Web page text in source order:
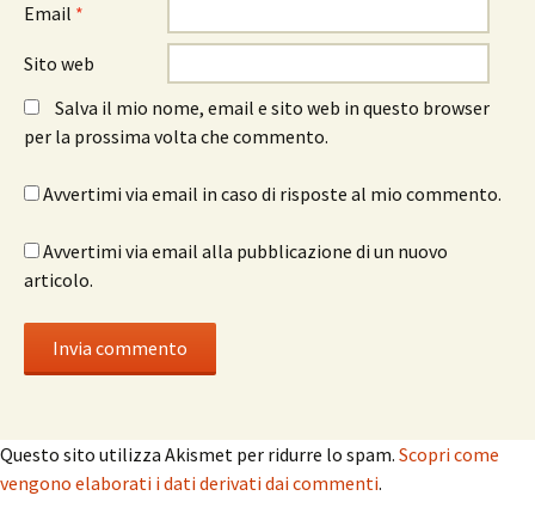
Email *
Sito web
Salva il mio nome, email e sito web in questo browser
per la prossima volta che commento.
Avvertimi via email in caso di risposte al mio commento.
Avvertimi via email alla pubblicazione di un nuovo
articolo.
Questo sito utilizza Akismet per ridurre lo spam. Scopri come
vengono elaborati i dati derivati dai commenti.